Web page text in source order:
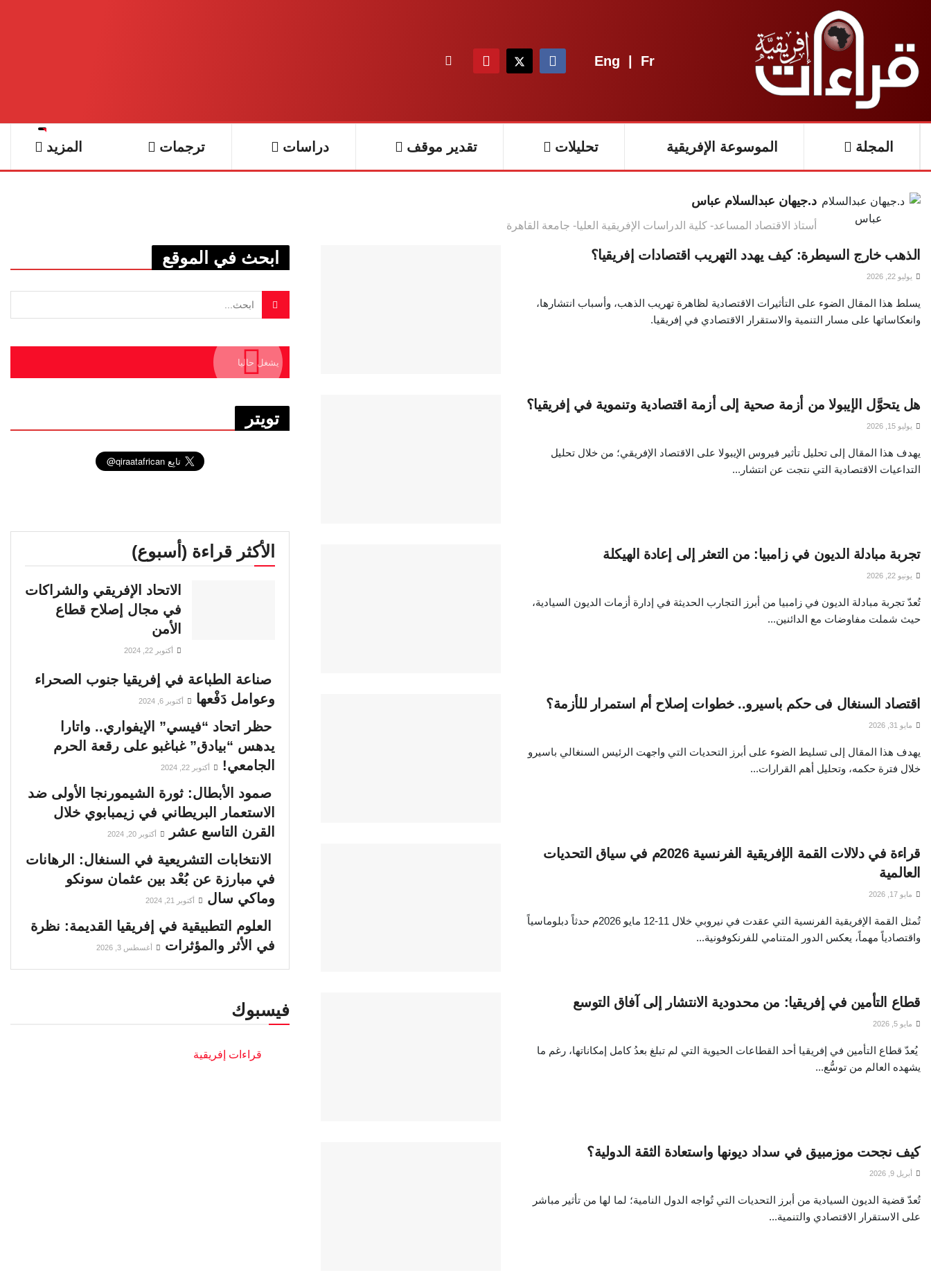
Eng | Fr
المجلة الموسوعة الإفريقية تحليلات تقدير موقف دراسات ترجمات المزيد
د.جيهان عبدالسلام عباس
أستاذ الاقتصاد المساعد- كلية الدراسات الإفريقية العليا- جامعة القاهرة
الذهب خارج السيطرة: كيف يهدد التهريب اقتصادات إفريقيا؟
يوليو 22, 2026
يسلط هذا المقال الضوء على التأثيرات الاقتصادية لظاهرة تهريب الذهب، وأسباب انتشارها،
وانعكاساتها على مسار التنمية والاستقرار الاقتصادي في إفريقيا.
هل يتحوَّل الإيبولا من أزمة صحية إلى أزمة اقتصادية وتنموية في إفريقيا؟
يوليو 15, 2026
يهدف هذا المقال إلى تحليل تأثير فيروس الإيبولا على الاقتصاد الإفريقي؛ من خلال تحليل
التداعيات الاقتصادية التي نتجت عن انتشار...
تجربة مبادلة الديون في زامبيا: من التعثر إلى إعادة الهيكلة
يونيو 22, 2026
تُعدّ تجربة مبادلة الديون في زامبيا من أبرز التجارب الحديثة في إدارة أزمات الديون السيادية،
حيث شملت مفاوضات مع الدائنين...
اقتصاد السنغال فى حكم باسيرو.. خطوات إصلاح أم استمرار للأزمة؟
مايو 31, 2026
يهدف هذا المقال إلى تسليط الضوء على أبرز التحديات التي واجهت الرئيس السنغالي باسيرو
خلال فترة حكمه، وتحليل أهم القرارات...
قراءة في دلالات القمة الإفريقية الفرنسية 2026م في سياق التحديات
العالمية
مايو 17, 2026
تُمثل القمة الإفريقية الفرنسية التي عقدت في نيروبي خلال 11-12 مايو 2026م حدثاً دبلوماسياً
واقتصادياً مهماً، يعكس الدور المتنامي للفرنكوفونية...
قطاع التأمين في إفريقيا: من محدودية الانتشار إلى آفاق التوسع
مايو 5, 2026
يُعدّ قطاع التأمين في إفريقيا أحد القطاعات الحيوية التي لم تبلغ بعدُ كامل إمكاناتها، رغم ما
يشهده العالم من توسُّع...
كيف نجحت موزمبيق في سداد ديونها واستعادة الثقة الدولية؟
أبريل 9, 2026
تُعدّ قضية الديون السيادية من أبرز التحديات التي تُواجه الدول النامية؛ لما لها من تأثير مباشر
على الاستقرار الاقتصادي والتنمية...
ابحث في الموقع
يشغل حاليا
تويتر
الأكثر قراءة (أسبوع)
الاتحاد الإفريقي والشراكات
في مجال إصلاح قطاع
الأمن
أكتوبر 22, 2024
صناعة الطباعة في إفريقيا جنوب الصحراء
وعوامل دَفْعها
أكتوبر 6, 2024
حظر اتحاد “فيسي” الإيفواري.. واتارا
يدهس “بيادق” غباغبو على رقعة الحرم
الجامعي!
أكتوبر 22, 2024
صمود الأبطال: ثورة الشيمورنجا الأولى ضد
الاستعمار البريطاني في زيمبابوي خلال
القرن التاسع عشر
أكتوبر 20, 2024
الانتخابات التشريعية في السنغال: الرهانات
في مبارزة عن بُعْد بين عثمان سونكو
وماكي سال
أكتوبر 21, 2024
العلوم التطبيقية في إفريقيا القديمة: نظرة
في الأثر والمؤثرات
أغسطس 3, 2026
فيسبوك